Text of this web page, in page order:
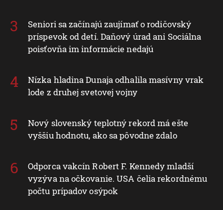
Seniori sa začínajú zaujímať o rodičovský
príspevok od detí. Daňový úrad ani Sociálna
poisťovňa im informácie nedajú
Nízka hladina Dunaja odhalila masívny vrak
lode z druhej svetovej vojny
Nový slovenský teplotný rekord má ešte
vyššiu hodnotu, ako sa pôvodne zdalo
Odporca vakcín Robert F. Kennedy mladší
vyzýva na očkovanie. USA čelia rekordnému
počtu prípadov osýpok